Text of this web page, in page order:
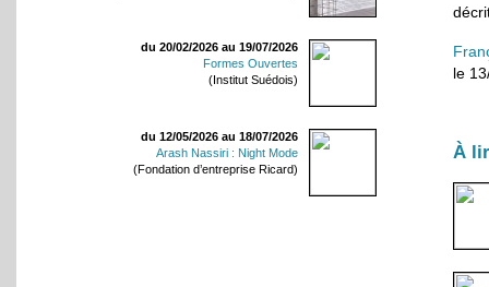
du 20/02/2026 au 19/07/2026
Formes Ouvertes
(Institut Suédois)
du 12/05/2026 au 18/07/2026
Arash Nassiri : Night Mode
(Fondation d’entreprise Ricard)
le
À